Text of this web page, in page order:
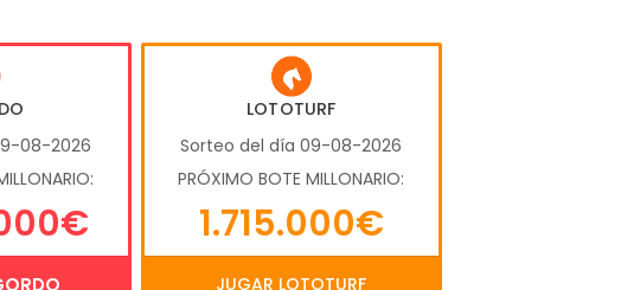
08-2026
LOTOTURF
Sorteo del día 09-08-2026
PRÓXIMO BOTE MILLONARIO:
1.715.000€
JUGAR LOTOTURF